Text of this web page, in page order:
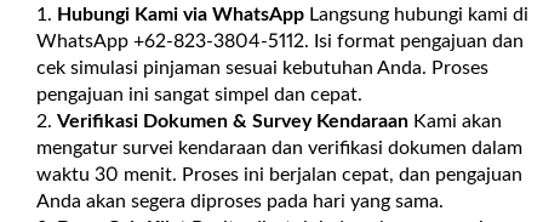
Hubungi Kami via WhatsApp Langsung hubungi kami di
WhatsApp +62-823-3804-5112. Isi format pengajuan dan
cek simulasi pinjaman sesuai kebutuhan Anda. Proses
pengajuan ini sangat simpel dan cepat.
Verifikasi Dokumen & Survey Kendaraan Kami akan
mengatur survei kendaraan dan verifikasi dokumen dalam
waktu 30 menit. Proses ini berjalan cepat, dan pengajuan
Anda akan segera diproses pada hari yang sama.